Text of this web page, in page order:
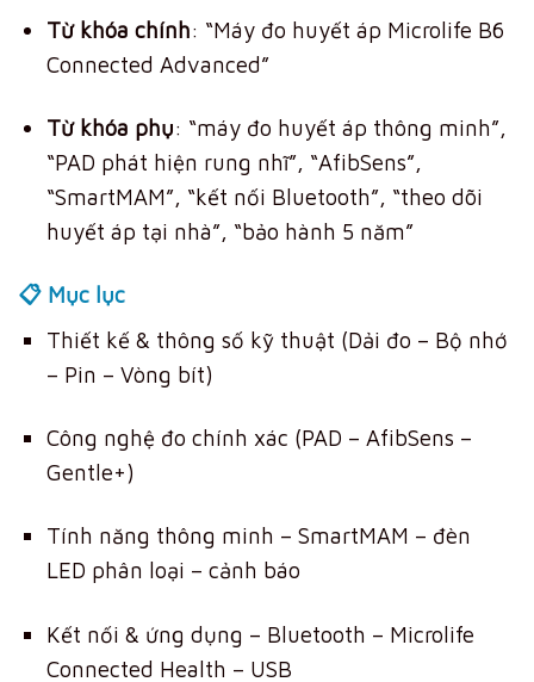
Từ khóa chính: “Máy đo huyết áp Microlife B6
Connected Advanced”
Từ khóa phụ: “máy đo huyết áp thông minh”,
“PAD phát hiện rung nhĩ”, “AfibSens”,
“SmartMAM”, “kết nối Bluetooth”, “theo dõi
huyết áp tại nhà”, “bảo hành 5 năm”
📋 Mục lục
Thiết kế & thông số kỹ thuật (Dải đo – Bộ nhớ
– Pin – Vòng bít)
Công nghệ đo chính xác (PAD – AfibSens –
Gentle+)
Tính năng thông minh – SmartMAM – đèn
LED phân loại – cảnh báo
Kết nối & ứng dụng – Bluetooth – Microlife
Connected Health – USB